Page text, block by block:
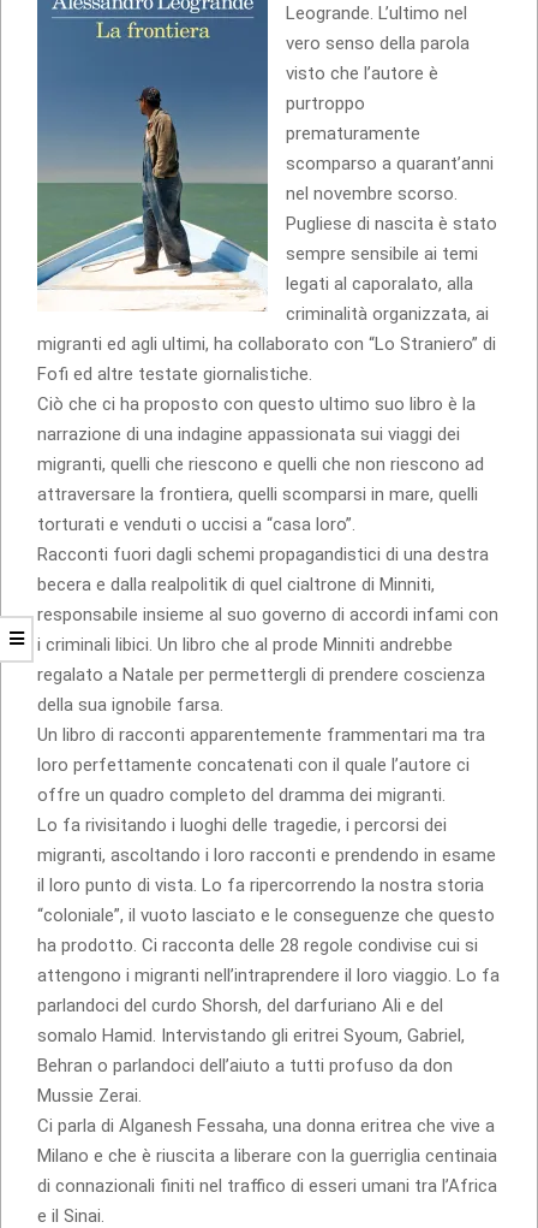
Leogrande. L’ultimo nel
vero senso della parola
visto che l’autore è
purtroppo
prematuramente
scomparso a quarant’anni
nel novembre scorso.
Pugliese di nascita è stato
sempre sensibile ai temi
legati al caporalato, alla
criminalità organizzata, ai
migranti ed agli ultimi, ha collaborato con “Lo Straniero” di
Fofi ed altre testate giornalistiche.
Ciò che ci ha proposto con questo ultimo suo libro è la
narrazione di una indagine appassionata sui viaggi dei
migranti, quelli che riescono e quelli che non riescono ad
attraversare la frontiera, quelli scomparsi in mare, quelli
torturati e venduti o uccisi a “casa loro”.
Racconti fuori dagli schemi propagandistici di una destra
becera e dalla realpolitik di quel cialtrone di Minniti,
responsabile insieme al suo governo di accordi infami con
i criminali libici. Un libro che al prode Minniti andrebbe
regalato a Natale per permettergli di prendere coscienza
della sua ignobile farsa.
Un libro di racconti apparentemente frammentari ma tra
loro perfettamente concatenati con il quale l’autore ci
offre un quadro completo del dramma dei migranti.
Lo fa rivisitando i luoghi delle tragedie, i percorsi dei
migranti, ascoltando i loro racconti e prendendo in esame
il loro punto di vista. Lo fa ripercorrendo la nostra storia
“coloniale”, il vuoto lasciato e le conseguenze che questo
ha prodotto. Ci racconta delle 28 regole condivise cui si
attengono i migranti nell’intraprendere il loro viaggio. Lo fa
parlandoci del curdo Shorsh, del darfuriano Ali e del
somalo Hamid. Intervistando gli eritrei Syoum, Gabriel,
Behran o parlandoci dell’aiuto a tutti profuso da don
Mussie Zerai.
Ci parla di Alganesh Fessaha, una donna eritrea che vive a
Milano e che è riuscita a liberare con la guerriglia centinaia
di connazionali finiti nel traffico di esseri umani tra l’Africa
e il Sinai.